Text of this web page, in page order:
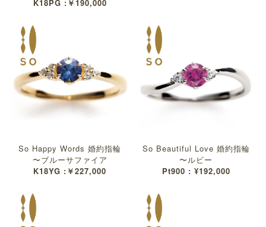
K18PG :￥190,000
So Happy Words 婚約指輪
〜ブルーサファイア
K18YG :￥227,000
So Beautiful Love 婚約指輪
〜ルビー
Pt900 : ¥192,000